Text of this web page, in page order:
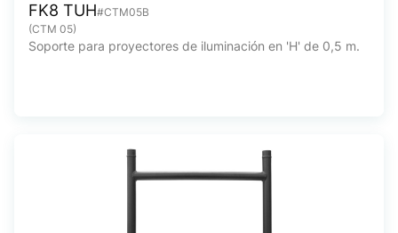
FK8 TUH#CTM05B
(CTM 05)
Soporte para proyectores de iluminación en 'H' de 0,5 m.